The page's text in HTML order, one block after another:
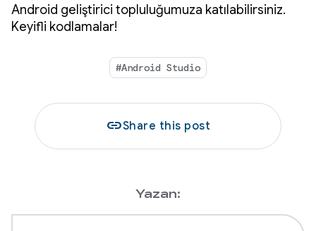
Android geliştirici topluluğumuza katılabilirsiniz.
Keyifli kodlamalar!
#Android Studio
linkShare this post
Yazan: